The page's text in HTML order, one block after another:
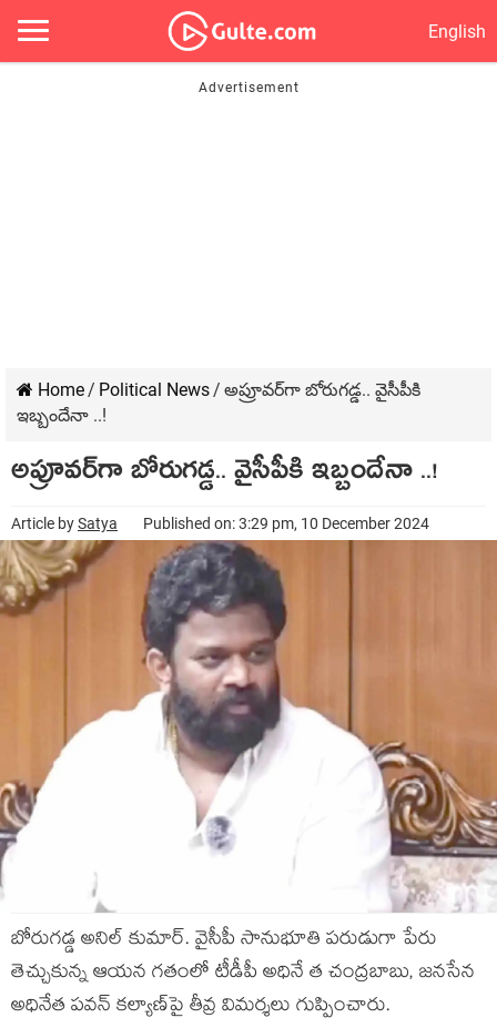
English
Home/ Political News/ అప్రూవ‌ర్‌గా బోరుగ‌డ్డ‌.. వైసీపీకి
ఇబ్బందేనా ..!
అప్రూవ‌ర్‌గా బోరుగ‌డ్డ‌.. వైసీపీకి ఇబ్బందేనా ..!
Article bySatya Published on: 3:29 pm, 10 December 2024
బోరుగ‌డ్డ అనిల్ కుమార్‌. వైసీపీ సానుభూతి ప‌రుడుగా పేరు
తెచ్చుకున్న ఆయ‌న గ‌తంలో టీడీపీ అధినే త చంద్ర‌బాబు, జ‌న‌సేన
అధినేత ప‌వ‌న్ క‌ల్యాణ్‌పై తీవ్ర విమ‌ర్శ‌లు గుప్పించారు.